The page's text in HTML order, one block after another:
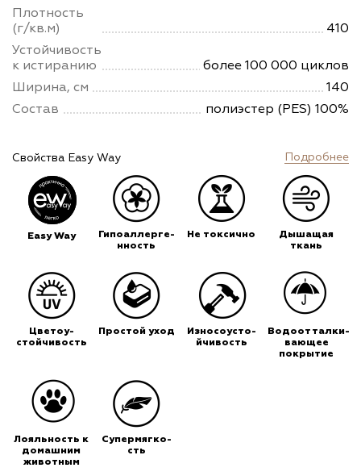
Плотность
(г/кв.м)
410
Устойчивость
к истиранию
более 100 000 циклов
Ширина, см
140
Состав
полиэстер (PES) 100%
Свойства Easy Way Подробнее
Easy Way
Гипоаллерге-
нность
Не токсично
Дышащая
ткань
Цветоу-
стойчивость
Простой уход
Износоусто-
йчивость
Водоотталки-
вающее
покрытие
Лояльность к
домашним
животным
Супермягко-
сть